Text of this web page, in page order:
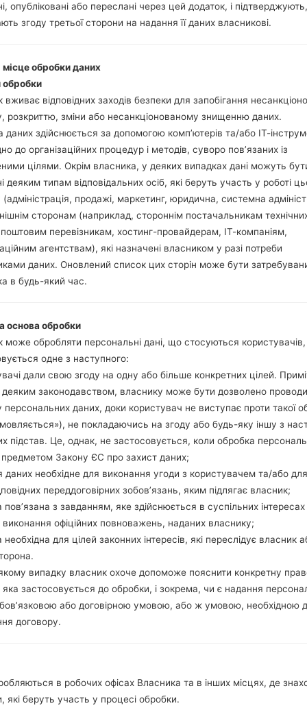
LGK350Z(LGK350Z)
Лютий, 2016
144.53 x 71.37 міліметрів
140 грам (4.9 унції)
Android 6.0 Marshmallow
Апаратне забезпечення
1.3Ghz ARM Cortex-A53
Чотирьохядерний
1GB
16GB
microSD, до 128 GB
Мережа та дані
1 Нано SIM
GSM 850/900/1800/1900 MHz
UMTS 850/900/1700/1900
LTE Cat4 700/850/1700/1900/
-
GPRS, EDGE, UMTS, HSDPA,
Дисплей
5.0 in (~66.8%
720 x 1280 пікселів (~294
Акамулятор і клавіатура
Зємний Li-Ion 2125 mAh
опубліковані або переслані через цей додаток, і
згоду третьої сторони на надання її даних власникові.
місце обробки даних
вживає відповідних заходів безпеки для запобігання
розкриттю, зміни або несанкціонованому знищенню даних.
даних здійснюється за допомогою комп’ютерів та/або ІТ-
до організаційних процедур і методів, суворо пов’язаних із
цілями. Окрім власника, у деяких випадках дані можуть
деяким типам відповідальних осіб, які беруть участь у роботі
(адміністрація, продажі, маркетинг, юридична, системна
сторонам (наприклад, стороннім постачальникам
перевізникам, хостинг-провайдерам, ІТ-компаніям,
агентствам), які назначені власником у разі потреби
даних. Оновлений список цих сторін може бути
в будь-який час.
основа обробки
може обробляти персональні дані, що стосуються
одне з наступного:
дали свою згоду на одну або більше конкретних цілей.
деяким законодавством, власнику може бути дозволено
персональних даних, доки користувач не виступає проти такої
не покладаючись на згоду або будь-яку іншу з
підстав. Це, однак, не застосовується, коли обробка
предметом Закону ЄС про захист даних;
даних необхідне для виконання угоди з користувачем та/або
переддоговірних зобов’язань, яким підлягає власник;
пов’язана з завданням, яке здійснюється в суспільних
виконання офіційних повноважень, наданих власнику;
необхідна для цілей законних інтересів, які переслідує власник
випадку власник охоче допоможе пояснити конкретну
застосовується до обробки, і зокрема, чи є надання
або договірною умовою, або ж умовою, необхідною
договору.
в робочих офісах Власника та в інших місцях, де
які беруть участь у процесі обробки.